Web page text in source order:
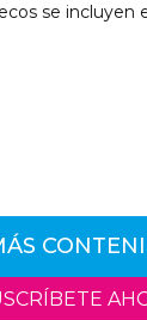
se incluyen